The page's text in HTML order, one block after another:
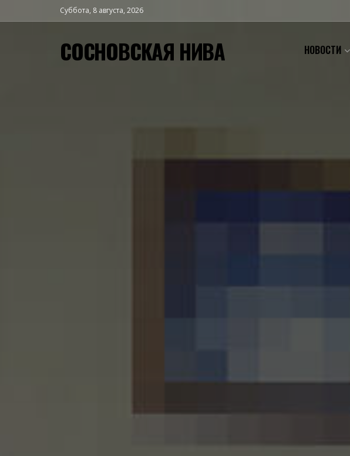
Суббота, 8 августа, 2026
СОСНОВСКАЯ НИВА НОВОСТИ